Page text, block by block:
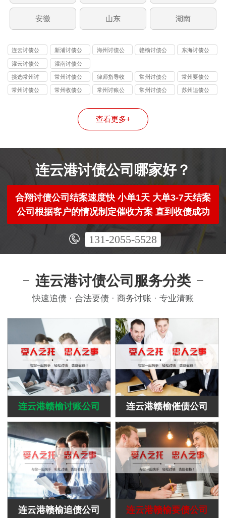
安徽 山东 湖南
连云讨债公
司
新浦讨债公
司
海州讨债公
赣榆讨债公
东海讨债公
灌云讨债公
司
灌南讨债公
司
挑选常州讨
债公司方法
常州讨债公
司的关键因
律师指导收
账
常州讨债公
司收费要求
常州要债公
司
常州讨债公
常州收债公
常州讨账公
常州讨债公
苏州追债公
查看更多+
连云港讨债公司哪家好？
合翔讨债公司结案速度快 小单1天 大单3-7天结案
公司根据客户的情况制定催收方案 直到收债成功
131-2055-5528
连云港讨债公司服务分类
快速追债 · 合法要债 · 商务讨账 · 专业清账
连云港赣榆讨账公司 连云港赣榆催债公司
连云港赣榆追债公司 连云港赣榆要债公司